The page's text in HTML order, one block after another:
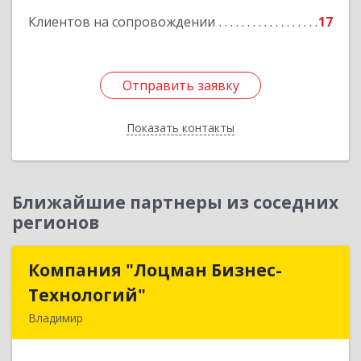
Клиентов на сопровождении 17
Отправить заявку
Показать контакты
Отправить заявку
Назад
Ближайшие партнеры из соседних
регионов
Компания "Лоцман Бизнес-
Технологий"
Владимир
Компания "Лоцман Бизнес-